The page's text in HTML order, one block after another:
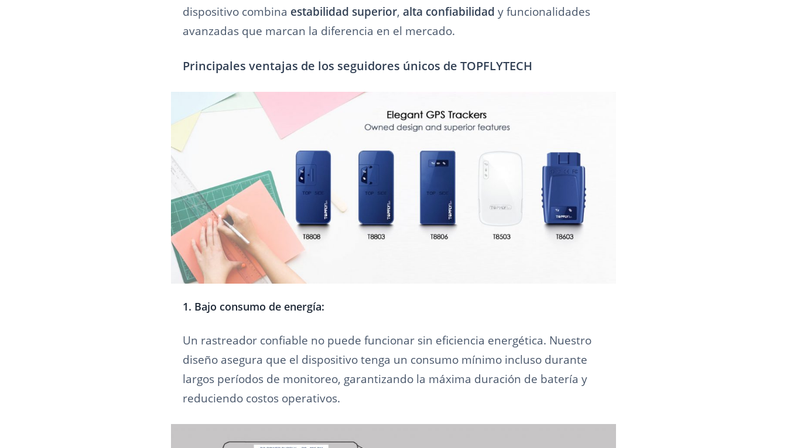
dispositivo combina estabilidad superior, alta confiabilidad y funcionalidades
avanzadas que marcan la diferencia en el mercado.
Principales ventajas de los seguidores únicos de TOPFLYTECH
1. Bajo consumo de energía:
Un rastreador confiable no puede funcionar sin eficiencia energética. Nuestro
diseño asegura que el dispositivo tenga un consumo mínimo incluso durante
largos períodos de monitoreo, garantizando la máxima duración de batería y
reduciendo costos operativos.